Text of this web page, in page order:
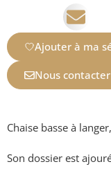
Ajouter à ma
Nous contacter
Chaise basse à
Son dossier est